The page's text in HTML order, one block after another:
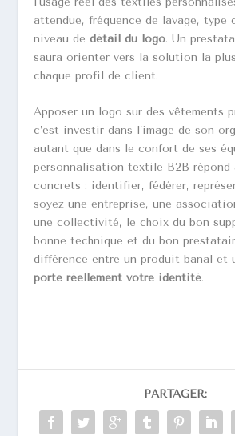
attendue, fréquence de lavage, type
niveau dedétail du logo. Un
saura orienter vers la solution la
chaque profil de client.
Apposer un logo sur des vêtements
c’est investir dans l’image de son
autant que dans le confort de ses
personnalisation textile B2B répond
concrets : identifier, fédérer,
soyez une entreprise, une
une collectivité, le choix du bon
bonne technique et du bon
différence entre un produit banal et
porte réellement votre identité.
PARTAGER: